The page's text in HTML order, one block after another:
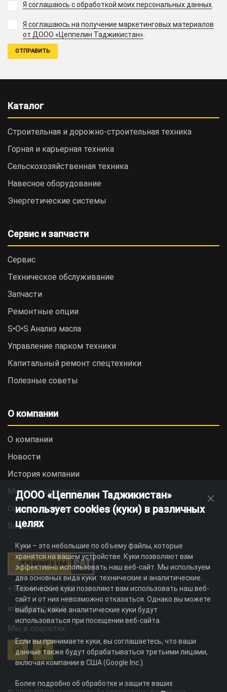
Я соглашаюсь с обработкой моих персональных данных
Я соглашаюсь на получение маркетинговых материалов
от ДООО «Цеппелин Таджикистан».
Каталог
Строительная и дорожно-cтроительная техника
Горная и карьерная техника
Сельскохозяйственная техника
Навесное оборудование
Энергетические системы
Сервис и запчасти
Сервис
Техническое обслуживание
Запчасти
Ремонтные опции
S•O•S Анализ масла
Управление парком техники
Капитальный ремонт спецтехники
Полезные советы
О компании
О компании
Новости
История компании
Миссия и ценности
Социальная ответственность
Вакансии
+992 44 625 11 22
info@zeppelin.tj
Мы в соцсетях:
ДООО «Цеппелин Таджикистан»
использует cookies (куки) в различных
целях
Куки – это небольшие по объему файлы, которые
хранятся на вашем устройстве. Куки позволяют вам
эффективно использовать наш веб-сайт. Мы используем
два основных вида куки: технические и аналитические.
Технические куки позволяют вам использовать наш веб-
сайт и от них невозможно отказаться. Однако вы можете
выбрать, какие аналитические куки будут
использоваться при посещении веб-сайта.
Если вы принимаете куки, вы соглашаетесь, что ваши
данные также будут обрабатываться третьими лицами,
включая компании в США (Google Inc.).
Более подробно об обработке и защите ваших